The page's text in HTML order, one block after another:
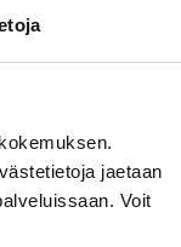
jaetaan
Voit